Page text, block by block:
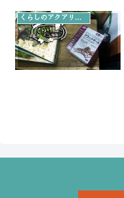
くらしのアクアリウム